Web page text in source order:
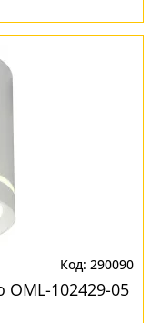
290090
OML-102429-05